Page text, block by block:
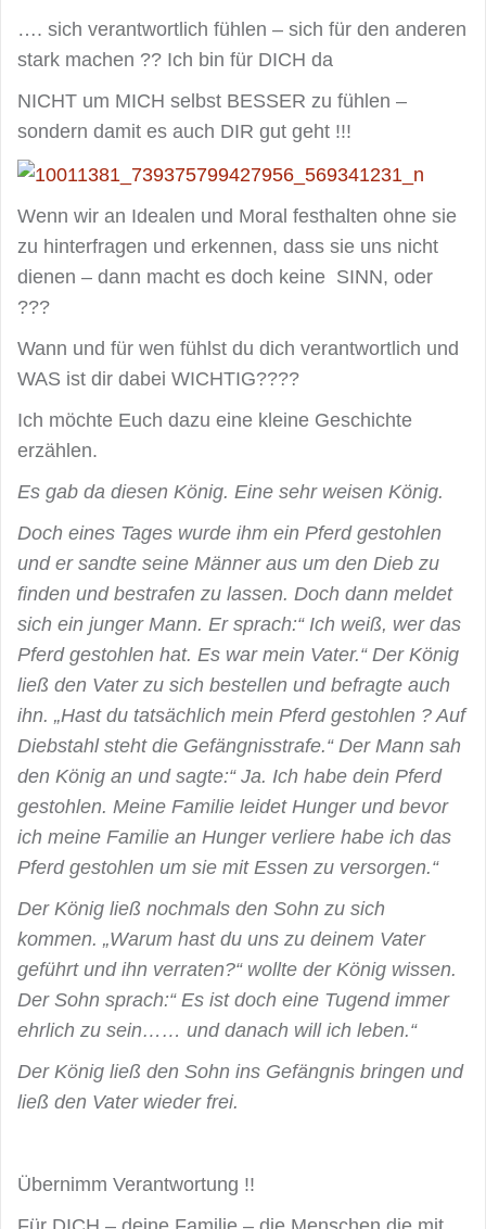
…. sich verantwortlich fühlen – sich für den anderen
stark machen ?? Ich bin für DICH da
NICHT um MICH selbst BESSER zu fühlen –
sondern damit es auch DIR gut geht !!!
Wenn wir an Idealen und Moral festhalten ohne sie
zu hinterfragen und erkennen, dass sie uns nicht
dienen – dann macht es doch keine SINN, oder
???
Wann und für wen fühlst du dich verantwortlich und
WAS ist dir dabei WICHTIG????
Ich möchte Euch dazu eine kleine Geschichte
erzählen.
Es gab da diesen König. Eine sehr weisen König.
Doch eines Tages wurde ihm ein Pferd gestohlen
und er sandte seine Männer aus um den Dieb zu
finden und bestrafen zu lassen. Doch dann meldet
sich ein junger Mann. Er sprach:“ Ich weiß, wer das
Pferd gestohlen hat. Es war mein Vater.“ Der König
ließ den Vater zu sich bestellen und befragte auch
ihn. „Hast du tatsächlich mein Pferd gestohlen ? Auf
Diebstahl steht die Gefängnisstrafe.“ Der Mann sah
den König an und sagte:“ Ja. Ich habe dein Pferd
gestohlen. Meine Familie leidet Hunger und bevor
ich meine Familie an Hunger verliere habe ich das
Pferd gestohlen um sie mit Essen zu versorgen.“
Der König ließ nochmals den Sohn zu sich
kommen. „Warum hast du uns zu deinem Vater
geführt und ihn verraten?“ wollte der König wissen.
Der Sohn sprach:“ Es ist doch eine Tugend immer
ehrlich zu sein…… und danach will ich leben.“
Der König ließ den Sohn ins Gefängnis bringen und
ließ den Vater wieder frei.
Übernimm Verantwortung !!